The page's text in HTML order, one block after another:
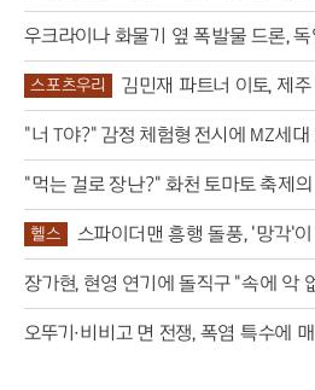
우크라이나 화물기 옆 폭발물 드론,
스포츠우리 김민재 파트너 이토, 제
"너 T야?" 감정 체험형 전시에 MZ세대
"먹는 걸로 장난?" 화천 토마토 축제의
헬스 스파이더맨 흥행 돌풍, '망각'이
장가현, 현영 연기에 돌직구 "속에 악
오뚜기·비비고 면 전쟁, 폭염 특수에